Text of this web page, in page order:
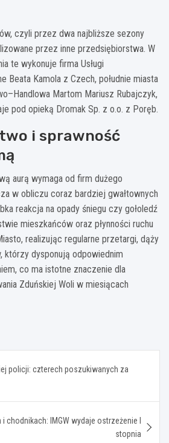
czyli przez dwa najbliższe sezony
przez inne przedsiębiorstwa. W
te wykonuje firma Usługi
Beata Kamola z Czech, południe miasta
Martom Mariusz Rubajczyk,
pod opieką Dromak Sp. z o.o. z Poręb.
i sprawność
aurą wymaga od firm dużego
w obliczu coraz bardziej gwałtownych
reakcja na opady śniegu czy gołoledź
mieszkańców oraz płynności ruchu
realizując regularne przetargi, dąży
którzy dysponują odpowiednim
co ma istotne znaczenie dla
Zduńskiej Woli w miesiącach
policji: czterech poszukiwanych za
chodnikach: IMGW wydaje ostrzeżenie I
stopnia